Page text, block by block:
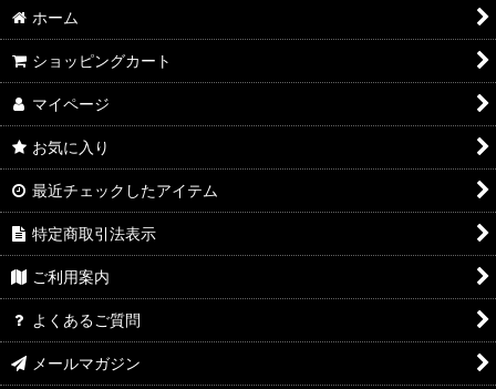
ホーム
ショッピングカート
マイページ
お気に入り
最近チェックしたアイテム
特定商取引法表示
ご利用案内
よくあるご質問
メールマガジン